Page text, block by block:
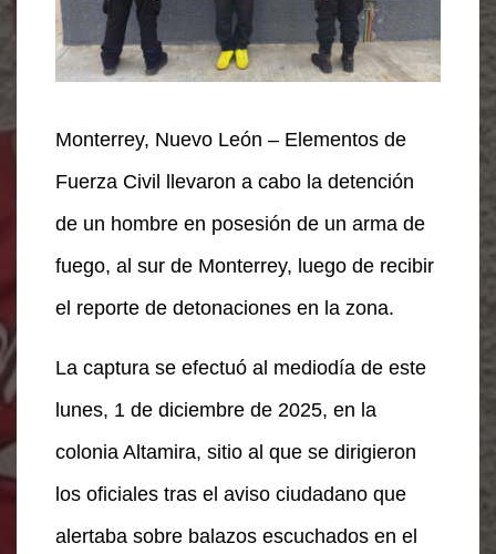
Monterrey, Nuevo León – Elementos de
Fuerza Civil llevaron a cabo la detención
de un hombre en posesión de un arma de
fuego, al sur de Monterrey, luego de recibir
el reporte de detonaciones en la zona.
La captura se efectuó al mediodía de este
lunes, 1 de diciembre de 2025, en la
colonia Altamira, sitio al que se dirigieron
los oficiales tras el aviso ciudadano que
alertaba sobre balazos escuchados en el